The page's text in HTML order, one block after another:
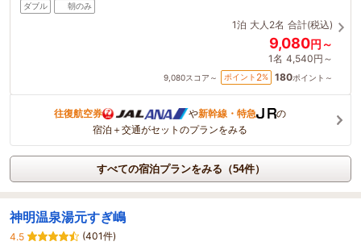
ダブル 朝のみ
1泊 大人2名 合計(税込)
9,080円～
1名 4,540円～
9,080スコア～ ポイント 2% 180ポイント～
往復航空券 や新幹線・特急
の
宿泊＋交通がセットのプランをみる
すべての宿泊プランをみる（54件）
神明温泉湯元すぎ嶋
4.5
(401件)